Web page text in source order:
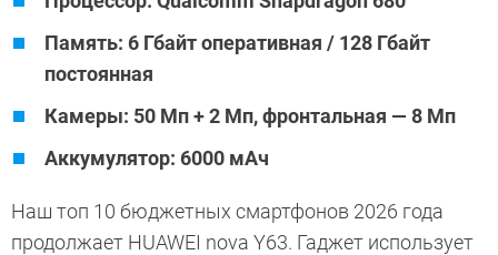
Память: 6 Гбайт оперативная / 128 Гбайт
постоянная
Камеры: 50 Мп + 2 Мп, фронтальная — 8 Мп
Аккумулятор: 6000 мАч
Наш топ 10 бюджетных смартфонов 2026 года
продолжает HUAWEI nova Y63. Гаджет использует